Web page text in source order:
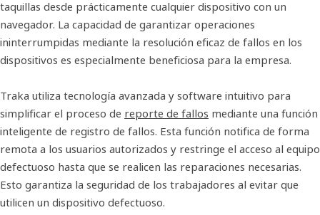
taquillas desde prácticamente cualquier dispositivo con un
navegador. La capacidad de garantizar operaciones
ininterrumpidas mediante la resolución eficaz de fallos en los
dispositivos es especialmente beneficiosa para la empresa.
Traka utiliza tecnología avanzada y software intuitivo para
simplificar el proceso de reporte de fallos mediante una función
inteligente de registro de fallos. Esta función notifica de forma
remota a los usuarios autorizados y restringe el acceso al equipo
defectuoso hasta que se realicen las reparaciones necesarias.
Esto garantiza la seguridad de los trabajadores al evitar que
utilicen un dispositivo defectuoso.